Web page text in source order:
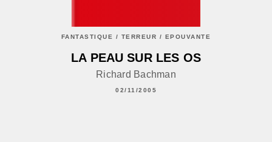
FANTASTIQUE / TERREUR / EPOUVANTE
LA PEAU SUR LES OS
Richard Bachman
02/11/2005